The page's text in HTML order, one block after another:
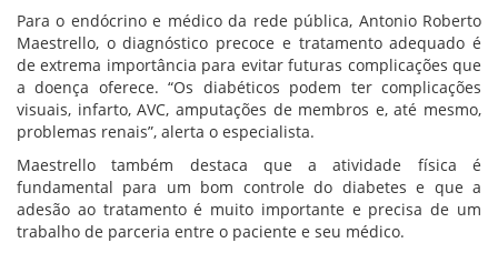
Para o endócrino e médico da rede pública, Antonio Roberto
Maestrello, o diagnóstico precoce e tratamento adequado é
de extrema importância para evitar futuras complicações que
a doença oferece. “Os diabéticos podem ter complicações
visuais, infarto, AVC, amputações de membros e, até mesmo,
problemas renais”, alerta o especialista.
Maestrello também destaca que a atividade física é
fundamental para um bom controle do diabetes e que a
adesão ao tratamento é muito importante e precisa de um
trabalho de parceria entre o paciente e seu médico.